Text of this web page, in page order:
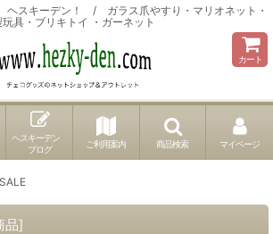
ヘスキーデン！ / ガラス爪やすり・マリオネット・
玩具・ブリキトイ ・ガーネット
カート
ヘスキーデン
ブログ
ご利用案内 商品検索 マイページ
SALE
品]